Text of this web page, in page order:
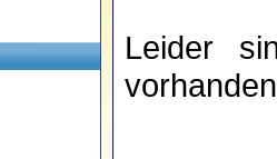
Leider